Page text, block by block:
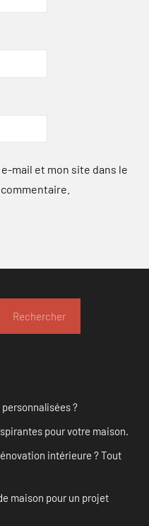
mail et mon site dans le
Rechercher
?
pour votre maison.
intérieure ? Tout
maison pour un projet